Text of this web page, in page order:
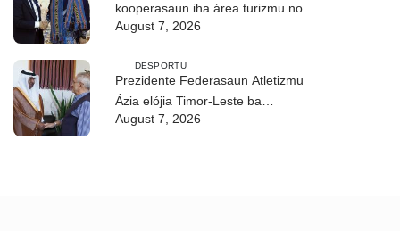
kooperasaun iha área turizmu no
edukasaun
August 7, 2026
DESPORTU
Prezidente Federasaun Atletizmu
Ázia elójia Timor-Leste ba
realizasaun DIM 2026
August 7, 2026